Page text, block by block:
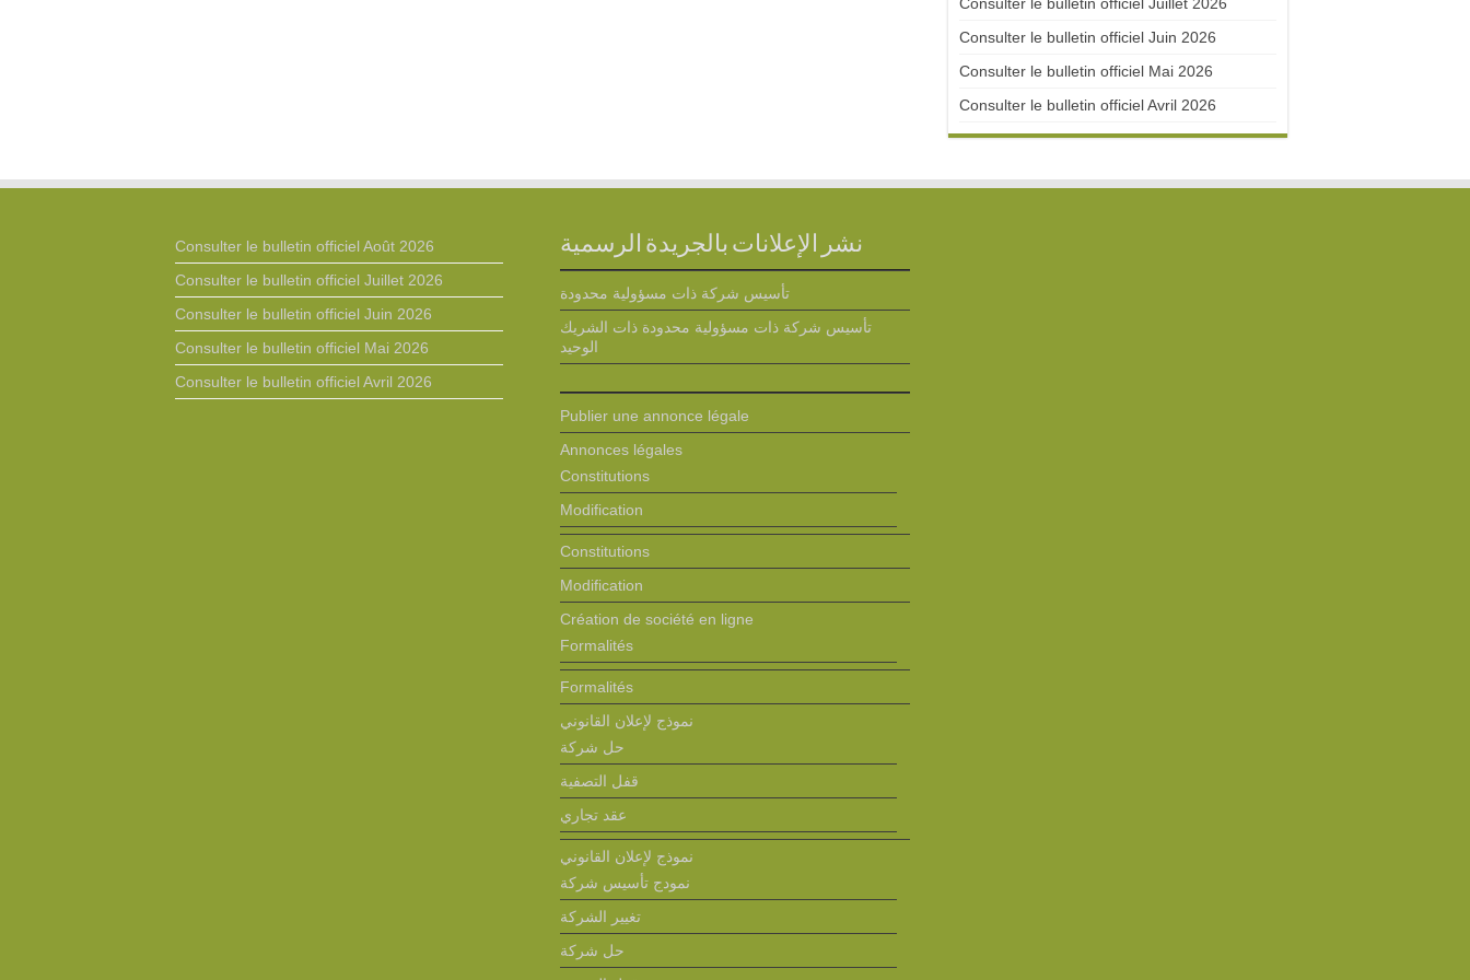
Consulter le bulletin officiel Juin 2026
Consulter le bulletin officiel Mai 2026
Consulter le bulletin officiel Avril 2026
Consulter le bulletin officiel Août 2026
Consulter le bulletin officiel Juillet 2026
Consulter le bulletin officiel Juin 2026
Consulter le bulletin officiel Mai 2026
Consulter le bulletin officiel Avril 2026
نشر الإعلانات بالجريدة الرسمية
تأسيس شركة ذات مسؤولية محدودة
تأسيس شركة ذات مسؤولية محدودة ذات الشريك
الوحيد
Publier une annonce légale
Annonces légales
Constitutions
Modification
Constitutions
Modification
Création de société en ligne
Formalités
Formalités
نموذج لإعلان القانوني
حل شركة
قفل التصفية
عقد تجاري
نموذج لإعلان القانوني
نمودج تأسيس شركة
تغيير الشركة
حل شركة